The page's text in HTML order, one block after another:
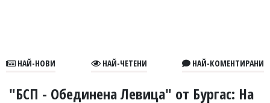
В
НАЙ-НОВИ НАЙ-ЧЕТЕНИ НАЙ-КОМЕНТИРАНИ
"БСП - Обединена Левица" от Бургас: На